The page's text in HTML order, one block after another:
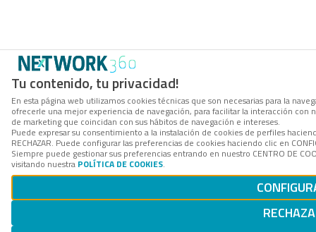
Tu contenido, tu privacidad!
En esta página web utilizamos cookies técnicas que son necesarias para la
ofrecerle una mejor experiencia de navegación, para facilitar la interacción
de marketing que coincidan con sus hábitos de navegación e intereses.
Puede expresar su consentimiento a la instalación de cookies de perfiles
RECHAZAR. Puede configurar las preferencias de cookies haciendo clic en
Siempre puede gestionar sus preferencias entrando en nuestro CENTRO DE
visitando nuestra POLÍTICA DE COOKIES.